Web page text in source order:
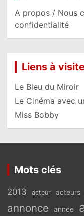
A propos / Nous
confidentialité
Liens à
Le Bleu du Miroir
Le Cinéma avec
Miss Bobby
Mots clés
2013 acteur acteurs
annonce année